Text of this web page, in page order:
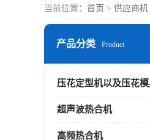
当前位置： 首页 > 供应商机
产品分类 Product
压花定型机以及压花
超声波热合机
高频热合机